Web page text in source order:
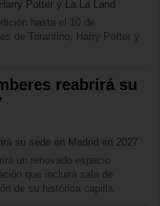
hasta el 10 de
de Tarantino, Harry Potter y
reabrirá su
un renovado espacio
que incluirá sala de
de su histórica capilla.